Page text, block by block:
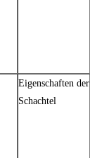
Eigenschaften der
Schachtel